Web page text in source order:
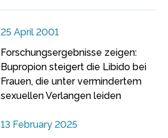
25 April 2001
Forschungsergebnisse zeigen:
Bupropion steigert die Libido bei
Frauen, die unter vermindertem
sexuellen Verlangen leiden
13 February 2025